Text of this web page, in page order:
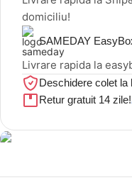
domiciliu!
SAMEDAY
Livrare rapida la
Deschidere colet la
Retur gratuit 14 zile!
Cel mai mic preț!